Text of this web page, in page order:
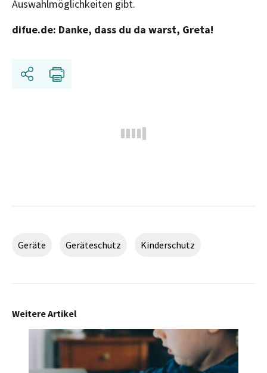
Auswahlmöglichkeiten gibt.
difue.de: Danke, dass du da warst, Greta!
Share
Geräte Geräteschutz Kinderschutz
Weitere Artikel